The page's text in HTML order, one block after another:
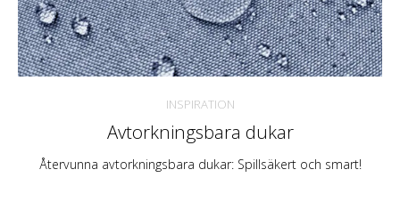
INSPIRATION
Avtorkningsbara dukar
Återvunna avtorkningsbara dukar: Spillsäkert och smart!